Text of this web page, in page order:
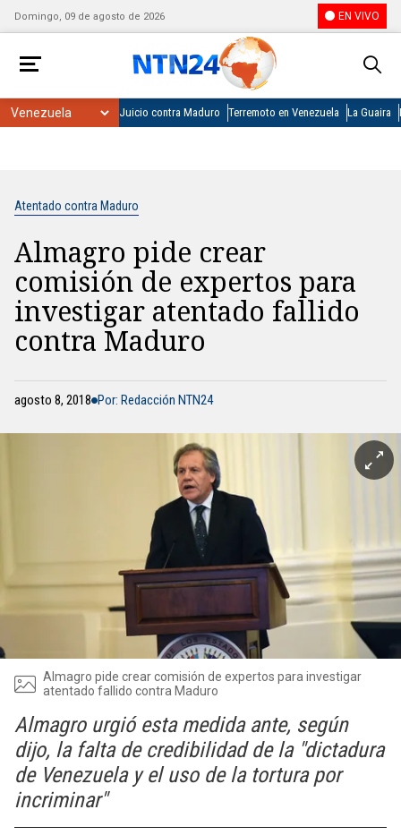
Domingo, 09 de agosto de 2026 EN VIVO
Juicio contra Maduro Terremoto en Venezuela La Guaira
Atentado contra Maduro
Almagro pide crear
comisión de expertos para
investigar atentado fallido
contra Maduro
agosto 8, 2018 Por: Redacción NTN24
Almagro pide crear comisión de expertos para investigar
atentado fallido contra Maduro
Almagro urgió esta medida ante, según
dijo, la falta de credibilidad de la "dictadura
de Venezuela y el uso de la tortura por
incriminar"